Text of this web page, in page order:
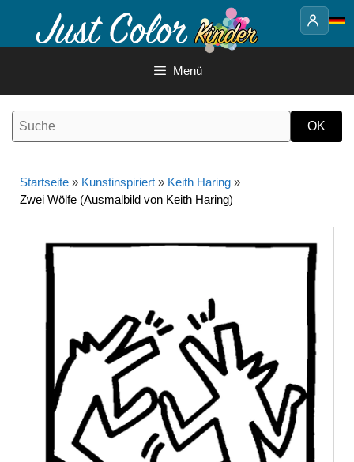
Inhalt
Menü
Startseite » Kunstinspiriert » Keith Haring »
Zwei Wölfe (Ausmalbild von Keith Haring)